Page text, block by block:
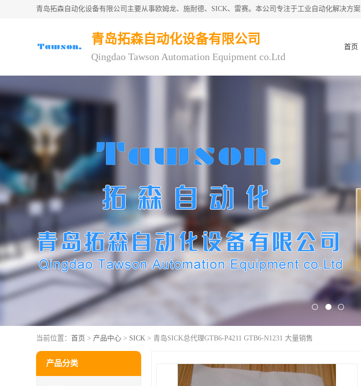
青岛拓森自动化设备有限公司主要从事欧姆龙、施耐德、SICK、雷赛。本公司专注于工业自动化解决方案
青岛拓森自动化设备有限公司
Qingdao Tawson Automation Equipment co.Ltd
首页
当前位置： 首页 > 产品中心 > SICK > 青岛SICK总代理GTB6-P4211 GTB6-N1231 大量销售
产品分类